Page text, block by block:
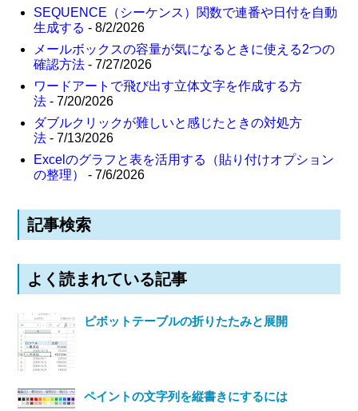
SEQUENCE（シーケンス）関数で連番や日付を自動
生成する - 8/2/2026
メールボックスの容量が気になるときに使える2つの
確認方法 - 7/27/2026
ワードアートで飛び出す立体文字を作成する方
法 - 7/20/2026
ダブルクリックが難しいと感じたときの対処方
法 - 7/13/2026
Excelのグラフと表を活用する（貼り付けオプション
の整理）
- 7/6/2026
記事検索
よく読まれている記事
ピボットテーブルの折りたたみと展開
ペイントの文字列を縦書きにするには